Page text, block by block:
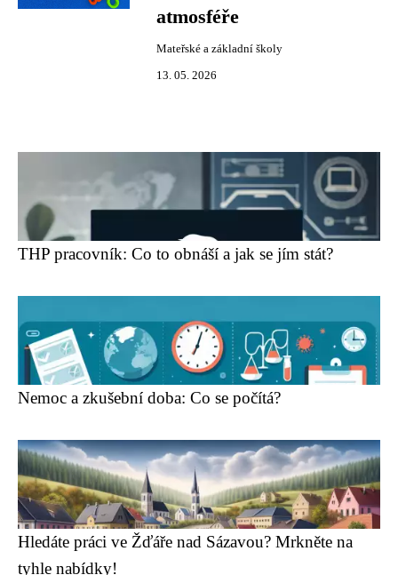
atmosféře
Mateřské a základní školy
13. 05. 2026
THP pracovník: Co to obnáší a jak se jím stát?
Nemoc a zkušební doba: Co se počítá?
Hledáte práci ve Žďáře nad Sázavou? Mrkněte na
tyhle nabídky!